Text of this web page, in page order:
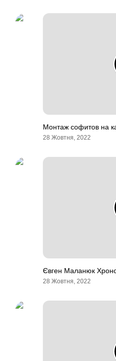
Монтаж софитов на
28 Жовтня, 2022
Євген Маланюк
28 Жовтня, 2022